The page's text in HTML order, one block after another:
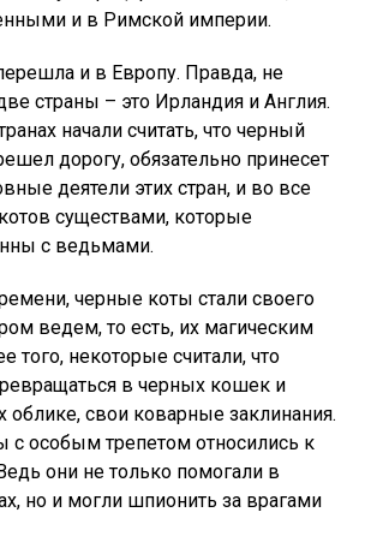
и в Римской империи.
и в Европу. Правда, не
страны – это Ирландия и Англия.
начали считать, что черный
дорогу, обязательно принесет
деятели этих стран, и во все
существами, которые
с ведьмами.
черные коты стали своего
ведем, то есть, их магическим
того, некоторые считали, что
в черных кошек и
облике, свои коварные заклинания.
особым трепетом относились к
они не только помогали в
но и могли шпионить за врагами